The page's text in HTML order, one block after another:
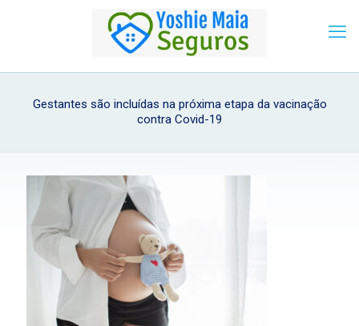
Gestantes são incluídas na próxima etapa da vacinação
contra Covid-19